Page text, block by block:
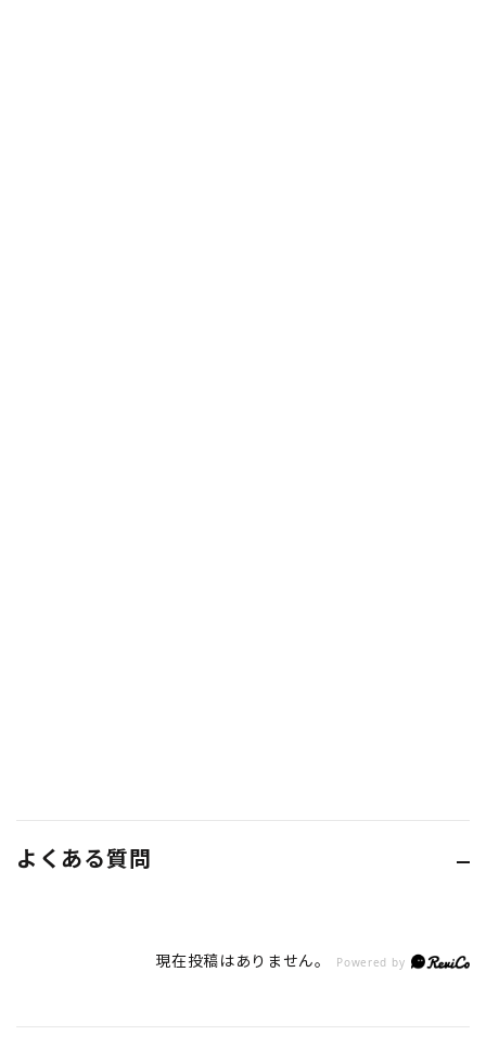
よくある質問
Powered by
現在投稿はありません。